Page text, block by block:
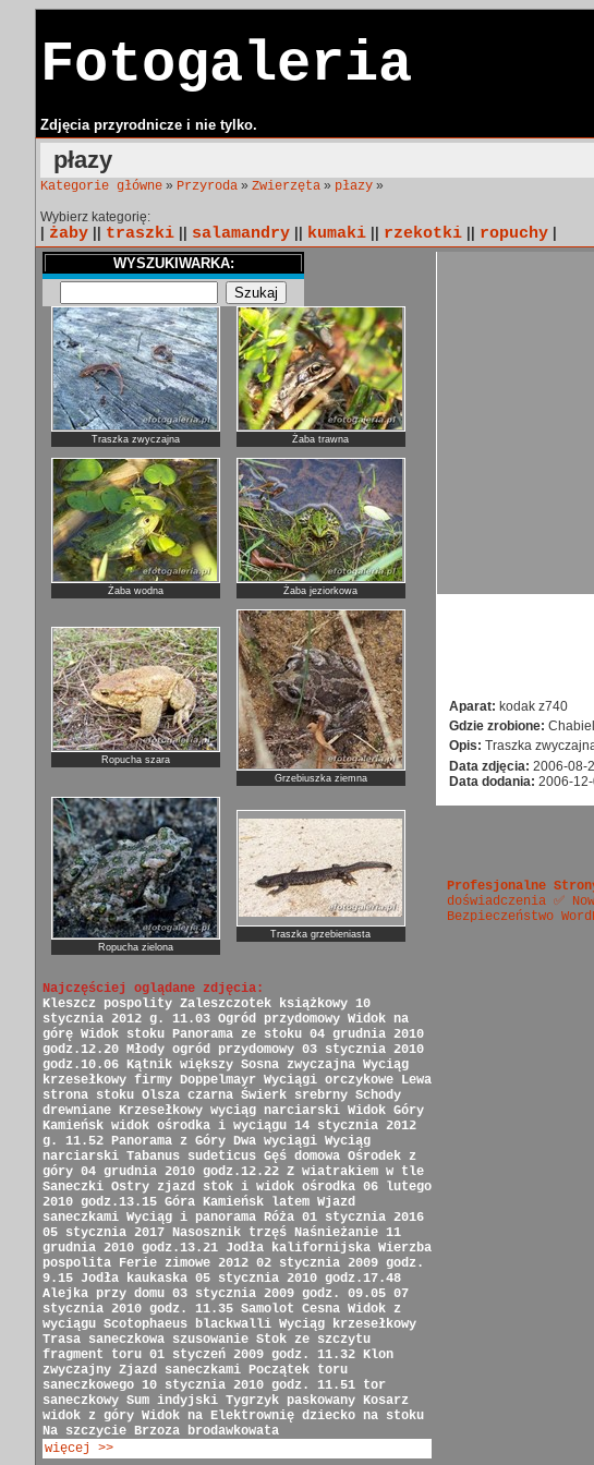
Fotogaleria
Zdjęcia przyrodnicze i nie tylko.
płazy
Kategorie główne » Przyroda » Zwierzęta » płazy »
Wybierz kategorię:
żaby traszki salamandry kumaki rzekotki ropuchy
WYSZUKIWARKA:
Traszka zwyczajna Żaba trawna
Żaba wodna Żaba jeziorkowa
Ropucha szara
Grzebiuszka ziemna
Ropucha zielona
Traszka grzebieniasta
Najczęściej oglądane zdjęcia:
Kleszcz pospolity Zaleszczotek książkowy 10
stycznia 2012 g. 11.03 Ogród przydomowy Widok na
górę Widok stoku Panorama ze stoku 04 grudnia 2010
godz.12.20 Młody ogród przydomowy 03 stycznia 2010
godz.10.06 Kątnik większy Sosna zwyczajna Wyciąg
krzesełkowy firmy Doppelmayr Wyciągi orczykowe Lewa
strona stoku Olsza czarna Świerk srebrny Schody
drewniane Krzesełkowy wyciąg narciarski Widok Góry
Kamieńsk widok ośrodka i wyciągu 14 stycznia 2012
g. 11.52 Panorama z Góry Dwa wyciągi Wyciąg
narciarski Tabanus sudeticus Gęś domowa Ośrodek z
góry 04 grudnia 2010 godz.12.22 Z wiatrakiem w tle
Saneczki Ostry zjazd stok i widok ośrodka 06 lutego
2010 godz.13.15 Góra Kamieńsk latem Wjazd
saneczkami Wyciąg i panorama Róża 01 stycznia 2016
05 stycznia 2017 Nasosznik trzęś Naśnieżanie 11
grudnia 2010 godz.13.21 Jodła kalifornijska Wierzba
pospolita Ferie zimowe 2012 02 stycznia 2009 godz.
9.15 Jodła kaukaska 05 stycznia 2010 godz.17.48
Alejka przy domu 03 stycznia 2009 godz. 09.05 07
stycznia 2010 godz. 11.35 Samolot Cesna Widok z
wyciągu Scotophaeus blackwalli Wyciąg krzesełkowy
Trasa saneczkowa szusowanie Stok ze szczytu
fragment toru 01 styczeń 2009 godz. 11.32 Klon
zwyczajny Zjazd saneczkami Początek toru
saneczkowego 10 stycznia 2010 godz. 11.51 tor
saneczkowy Sum indyjski Tygrzyk paskowany Kosarz
widok z góry Widok na Elektrownię dziecko na stoku
Na szczycie Brzoza brodawkowata
więcej >>
Aparat: kodak z740
Gdzie zrobione:
Opis: Traszka
Data zdjęcia: 2006-08-
Data dodania: 2006-
Profesjonalne Strony
doświadczenia ✅
Bezpieczeństwo